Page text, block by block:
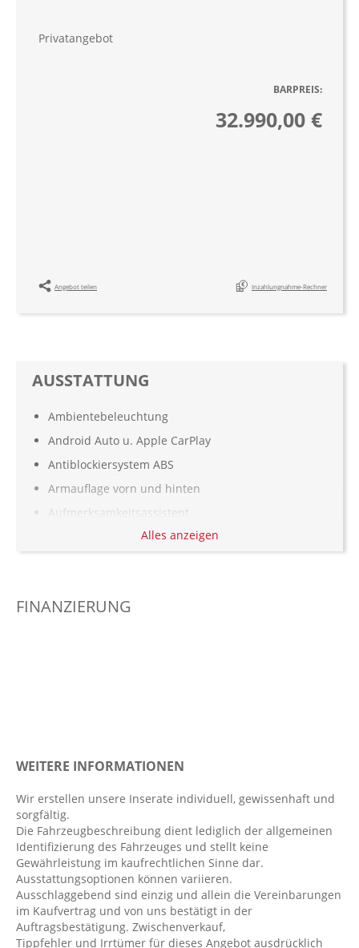
Privatangebot
BARPREIS:
32.990,00 €
Angebot teilen Inzahlungnahme-Rechner
AUSSTATTUNG
Ambientebeleuchtung
Android Auto u. Apple CarPlay
Antiblockiersystem ABS
Armauflage vorn und hinten
Aufmerksamkeitsassistent
Ausstattungspaket: Digital-Paket
Automatisch öffnende Heckklappe
Dachreling: Schwarz
Dachspoiler
Dekoreinlagen Aluminium: Metall Mesh
Digitaler Radioempfang DAB+
Digitales Kombiinstrument
Durchladesystem
Einparkhilfe hinten
Elektr. Stabilitätsprogramm ESP
Alles anzeigen
FINANZIERUNG
WEITERE INFORMATIONEN
Wir erstellen unsere Inserate individuell, gewissenhaft und
sorgfältig.
Die Fahrzeugbeschreibung dient lediglich der allgemeinen
Identifizierung des Fahrzeuges und stellt keine
Gewährleistung im kaufrechtlichen Sinne dar.
Ausstattungsoptionen können variieren.
Ausschlaggebend sind einzig und allein die Vereinbarungen
im Kaufvertrag und von uns bestätigt in der
Auftragsbestätigung. Zwischenverkauf,
Tippfehler und Irrtümer für dieses Angebot ausdrücklich